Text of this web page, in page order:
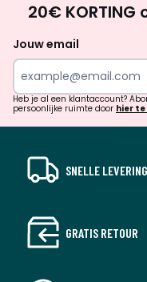
20€
Jouw email
Heb je al een klantaccount?
persoonlijke ruimte door hier
SNELLE
GRATIS RETOUR